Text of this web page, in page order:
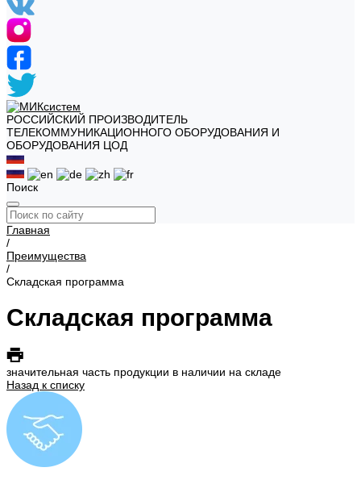
РОССИЙСКИЙ ПРОИЗВОДИТЕЛЬ
ТЕЛЕКОММУНИКАЦИОННОГО ОБОРУДОВАНИЯ И
ОБОРУДОВАНИЯ ЦОД
Поиск
Главная
/
Преимущества
/
Складская программа
Складская программа
значительная часть продукции в наличии на складе
Назад к списку